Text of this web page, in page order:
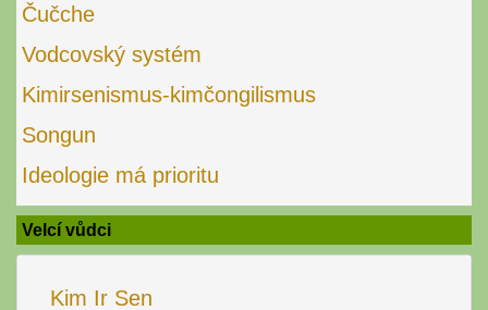
Čučche
Vodcovský systém
Kimirsenismus-kimčongilismus
Songun
Ideologie má prioritu
Velcí vůdci
Kim Ir Sen